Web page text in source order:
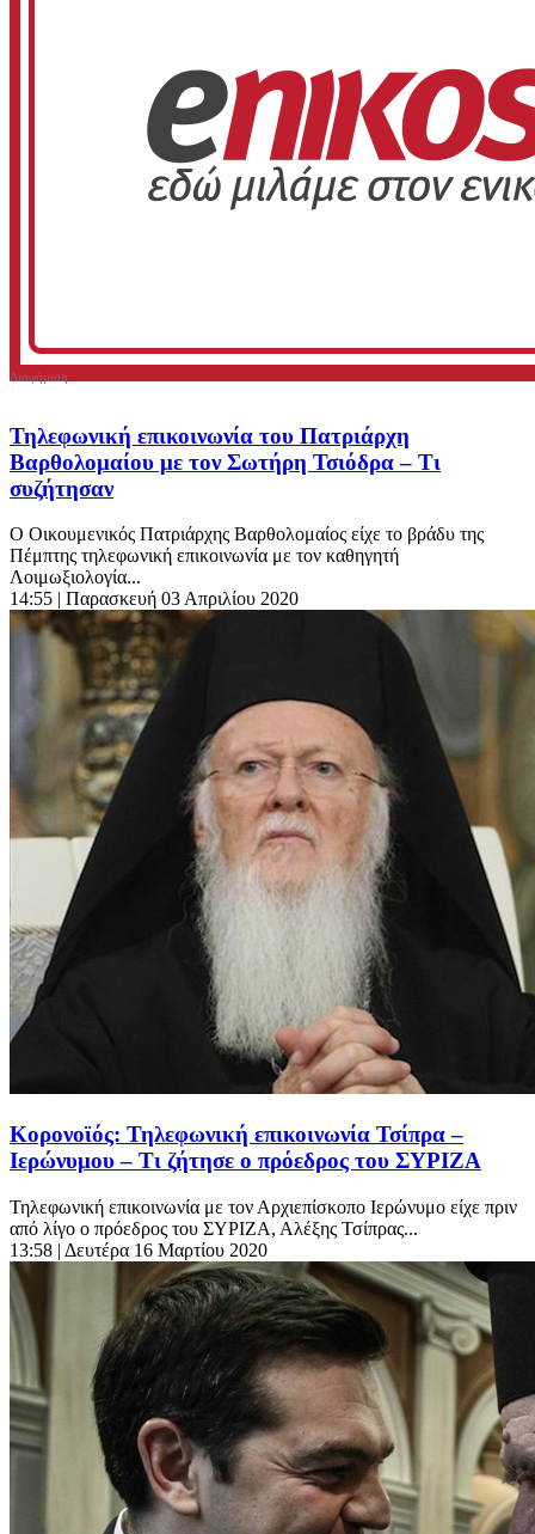
Τηλεφωνική επικοινωνία του Πατριάρχη
Βαρθολομαίου με τον Σωτήρη Τσιόδρα – Τι
συζήτησαν
Ο Οικουμενικός Πατριάρχης Βαρθολομαίος είχε το βράδυ της
Πέμπτης τηλεφωνική επικοινωνία με τον καθηγητή
Λοιμωξιολογία...
14:55 | Παρασκευή 03 Απριλίου 2020
Κορονοϊός: Τηλεφωνική επικοινωνία Τσίπρα –
Ιερώνυμου – Τι ζήτησε ο πρόεδρος του ΣΥΡΙΖΑ
Τηλεφωνική επικοινωνία με τον Αρχιεπίσκοπο Ιερώνυμο είχε πριν
από λίγο ο πρόεδρος του ΣΥΡΙΖΑ, Αλέξης Τσίπρας...
13:58 | Δευτέρα 16 Μαρτίου 2020